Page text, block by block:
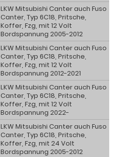
LKW Mitsubishi Canter auch Fuso
Canter, Typ 6C18, Pritsche,
Koffer, Fzg, mit 12 Volt
Bordspannung 2005-2012
LKW Mitsubishi Canter auch Fuso
Canter, Typ 6C18, Pritsche,
Koffer, Fzg, mit 12 Volt
Bordspannung 2012-2021
LKW Mitsubishi Canter auch Fuso
Canter, Typ 6C18, Pritsche,
Koffer, Fzg, mit 12 Volt
Bordspannung 2022-
LKW Mitsubishi Canter auch Fuso
Canter, Typ 6C18, Pritsche,
Koffer, Fzg, mit 24 Volt
Bordspannung 2005-2012